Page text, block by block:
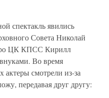
спектакль явились
Совета Николай
ЦК КПСС Кирилл
Во время
актеры смотрели из-за
передавая друг другу: